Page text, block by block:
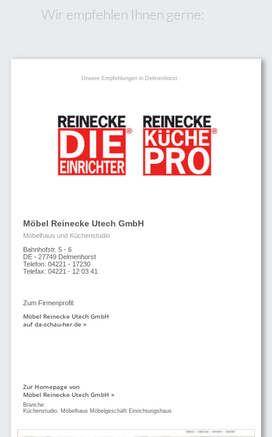
Wir empfehlen Ihnen gerne:
Unsere Empfehlungen in Delmenhorst:
Möbel Reinecke Utech GmbH
Möbelhaus und Küchenstudio
Bahnhofstr. 5 - 6
DE - 27749 Delmenhorst
Telefon: 04221 - 17230
Telefax: 04221 - 12 03 41
Zum Firmenprofil:
Möbel Reinecke Utech GmbH
auf da-schau-her.de »
Zur Homepage von
Möbel Reinecke Utech GmbH »
Branche:
Küchenstudio, Möbelhaus Möbelgeschäft Einrichtungshaus